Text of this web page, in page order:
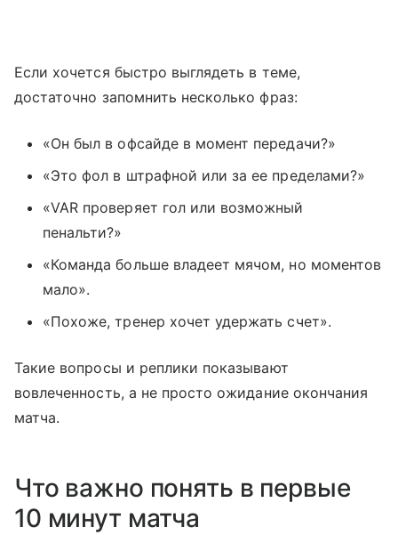
Если хочется быстро выглядеть в теме,
достаточно запомнить несколько фраз:
«Он был в офсайде в момент передачи?»
«Это фол в штрафной или за ее пределами?»
«VAR проверяет гол или возможный
пенальти?»
«Команда больше владеет мячом, но моментов
мало».
«Похоже, тренер хочет удержать счет».
Такие вопросы и реплики показывают
вовлеченность, а не просто ожидание окончания
матча.
Что важно понять в первые
10 минут матча